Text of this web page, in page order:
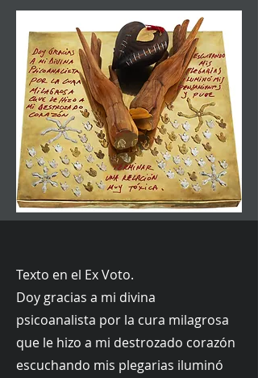
Texto en el Ex Voto.
Doy gracias a mi divina
psicoanalista por la cura milagrosa
que le hizo a mi destrozado corazón
escuchando mis plegarias iluminó